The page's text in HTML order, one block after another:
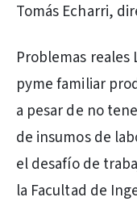
Tomás Echarri,
Problemas reales
pyme familiar
a pesar de no
de insumos de
el desafío de
la Facultad de